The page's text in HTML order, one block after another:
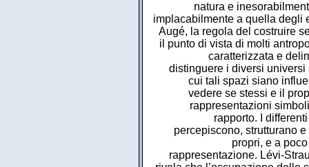
natura e
implacabilmente a quella degli
Augé, la regola del costruire
il punto di vista di molti
caratterizzata e
distinguere i diversi
cui tali spazi siano
vedere se stessi e il
rappresentazioni
rapporto. I
percepiscono, strutturano
propri, e a
rappresentazione. Lévi-